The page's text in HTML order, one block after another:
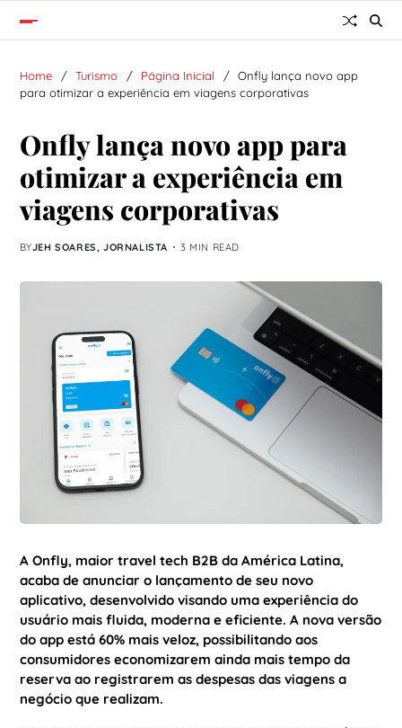
Home Turismo Página Inicial
Onfly lança novo app
para otimizar a experiência em viagens corporativas
Onfly lança novo app para
otimizar a experiência em
viagens corporativas
BYJEH SOARES, JORNALISTA 3 MIN READ
A Onfly, maior travel tech B2B da América Latina,
acaba de anunciar o lançamento de seu novo
aplicativo, desenvolvido visando uma experiência do
usuário mais fluida, moderna e eficiente. A nova versão
do app está 60% mais veloz, possibilitando aos
consumidores economizarem ainda mais tempo da
reserva ao registrarem as despesas das viagens a
negócio que realizam.